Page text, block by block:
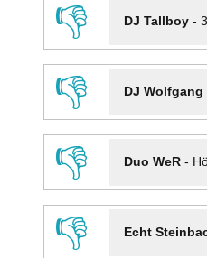
👎
DJ Tallboy-
👎
DJ Wolfgang
👎
Duo WeR-
👎
Echt